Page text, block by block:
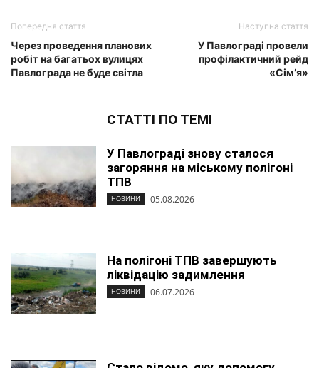
Попередня стаття
Через проведення планових
робіт на багатьох вулицях
Павлограда не буде світла
Наступна стаття
У Павлограді провели
профілактичний рейд
«Сім’я»
СТАТТІ ПО ТЕМІ
У Павлограді знову сталося
загоряння на міському полігоні
ТПВ
НОВИНИ 05.08.2026
На полігоні ТПВ завершують
ліквідацію задимлення
НОВИНИ 06.07.2026